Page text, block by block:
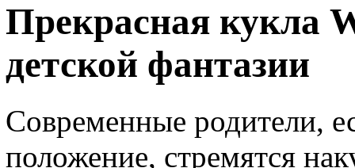
Прекрасная кукла
детской фантазии
Современные родители,
положение, стремятся